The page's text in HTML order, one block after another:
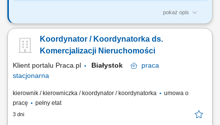
pokaż opis
Opis stanowiska: Kompleksowa obsługa organizacyjno-korporacyjna
przepływem informacji pomiędzy Zarządem a jednostkami
organizacyjnymi, Koordynacja posiedzeń Zarządu i przepływu
Koordynator / Koordynatorka ds.
Komercjalizacji Nieruchomości
Klient portalu Praca.pl Białystok
praca
stacjonarna
kierownik / kierowniczka / koordynator / koordynatorka
umowa o
pracę
pełny etat
3 dni